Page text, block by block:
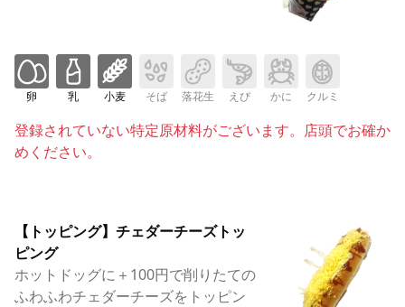
卵 乳 小麦 そば 落花生 えび かに クルミ
登録されていない特定原材料がございます。店頭でお確か
めください。
【トッピング】チェダーチーズトッ
ピング
ホットドッグに＋100円で削りたての
ふわふわチェダーチーズをトッピン